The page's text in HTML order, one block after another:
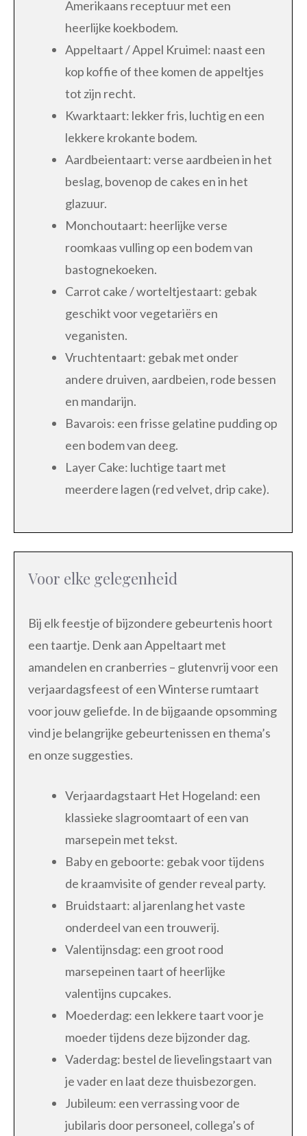
Amerikaans receptuur met een
heerlijke koekbodem.
Appeltaart / Appel Kruimel: naast een
kop koffie of thee komen de appeltjes
tot zijn recht.
Kwarktaart: lekker fris, luchtig en een
lekkere krokante bodem.
Aardbeientaart: verse aardbeien in het
beslag, bovenop de cakes en in het
glazuur.
Monchoutaart: heerlijke verse
roomkaas vulling op een bodem van
bastognekoeken.
Carrot cake / worteltjestaart: gebak
geschikt voor vegetariërs en
veganisten.
Vruchtentaart: gebak met onder
andere druiven, aardbeien, rode bessen
en mandarijn.
Bavarois: een frisse gelatine pudding op
een bodem van deeg.
Layer Cake: luchtige taart met
meerdere lagen (red velvet, drip cake).
Voor elke gelegenheid
Bij elk feestje of bijzondere gebeurtenis hoort
een taartje. Denk aan Appeltaart met
amandelen en cranberries – glutenvrij voor een
verjaardagsfeest of een Winterse rumtaart
voor jouw geliefde. In de bijgaande opsomming
vind je belangrijke gebeurtenissen en thema’s
en onze suggesties.
Verjaardagstaart Het Hogeland: een
klassieke slagroomtaart of een van
marsepein met tekst.
Baby en geboorte: gebak voor tijdens
de kraamvisite of gender reveal party.
Bruidstaart: al jarenlang het vaste
onderdeel van een trouwerij.
Valentijnsdag: een groot rood
marsepeinen taart of heerlijke
valentijns cupcakes.
Moederdag: een lekkere taart voor je
moeder tijdens deze bijzonder dag.
Vaderdag: bestel de lievelingstaart van
je vader en laat deze thuisbezorgen.
Jubileum: een verrassing voor de
jubilaris door personeel, collega’s of